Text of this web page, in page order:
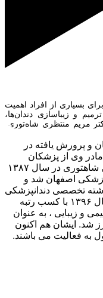
بسیاری از افراد اهمیت
و زیباسازی دندان‌ها،
مریم منتظری شاه‌توری،
[…]
و پرورش یافته در
وی از پزشکان
خوش نام این شهر اند. دکتر مریم منتظری شاهتوری در سال ۱۳۸۷
اصفهان شد و
تخصصی دندانپزشکی
ترمیمی و زیبایی همان دانشکده شد. در سال ۱۳۹۶ با کسب رتبه
و زیبایی ، به عنوان
شد. ایشان هم اکنون
به فعالیت می باشند.